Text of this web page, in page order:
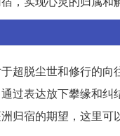
超脱尘世和修行的
过表达放下攀缘和
宿的期望，这里可